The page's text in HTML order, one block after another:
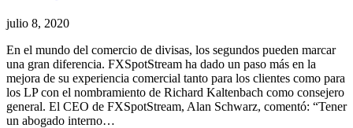
julio 8, 2020
En el mundo del comercio de divisas, los segundos pueden marcar
una gran diferencia. FXSpotStream ha dado un paso más en la
mejora de su experiencia comercial tanto para los clientes como para
los LP con el nombramiento de Richard Kaltenbach como consejero
general. El CEO de FXSpotStream, Alan Schwarz, comentó: “Tener
un abogado interno…